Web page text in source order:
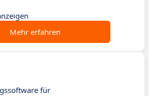
Mehr erfahren
für